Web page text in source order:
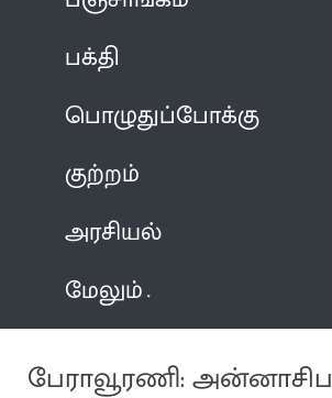
பக்தி
பொழுதுப்போக்கு
குற்றம்
அரசியல்
மேலும்
பேராவூரணி: